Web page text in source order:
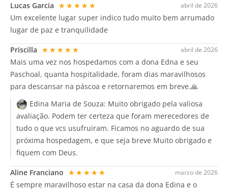
abril de 2026
Lucas Garcia ★★★★★
Um excelente lugar super indico tudo muito bem arrumado
lugar de paz e tranquilidade
abril de 2026
Priscilla ★★★★★
Mais uma vez nos hospedamos com a dona Edna e seu
Paschoal, quanta hospitalidade, foram dias maravilhosos
para descansar na páscoa e retornaremos em breve.🙏
Edina Maria de Souza: Muito obrigado pela valiosa
avaliação. Podem ter certeza que foram merecedores de
tudo o que vcs usufruiram. Ficamos no aguardo de sua
próxima hospedagem, e que seja breve Muito obrigado e
fiquem com Deus.
marzo de 2026
Aline Franciano ★★★★★
É sempre maravilhoso estar na casa da dona Edina e o